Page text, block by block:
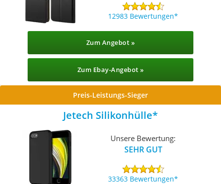
12983 Bewertungen
Zum Angebot »
Zum Ebay-Angebot »
Preis-Leistungs-Sieger
Jetech Silikonhülle
Unsere Bewertung:
SEHR GUT
33363 Bewertungen